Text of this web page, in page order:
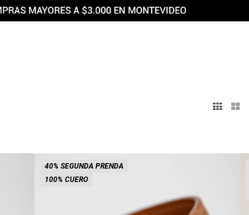
 
100% CUERO
40% SEGUNDA PRENDA